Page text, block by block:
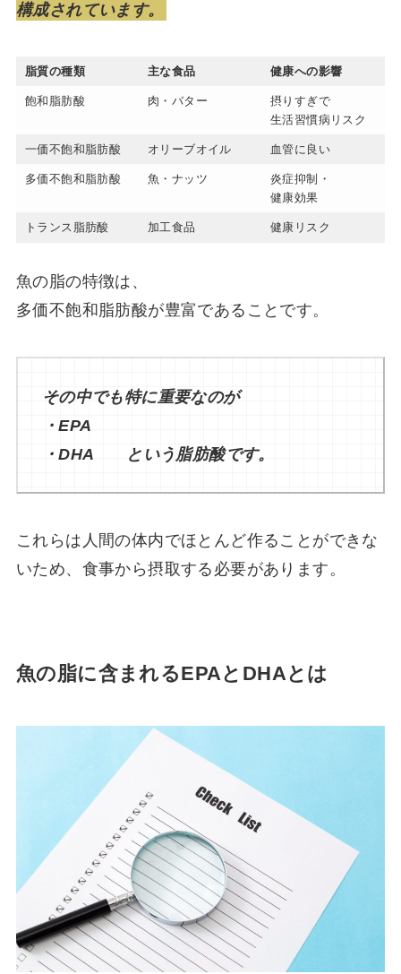
構成されています。
脂質の種類 主な食品 健康への影響
飽和脂肪酸 肉・バター
摂りすぎで
生活習慣病リスク
一価不飽和脂肪酸 オリーブオイル 血管に良い
多価不飽和脂肪酸 魚・ナッツ
炎症抑制・
健康効果
トランス脂肪酸 加工食品 健康リスク
魚の脂の特徴は、
多価不飽和脂肪酸が豊富であることです。
その中でも特に重要なのが
・EPA
・DHA という脂肪酸です。
これらは人間の体内でほとんど作ることができな
いため、食事から摂取する必要があります。
魚の脂に含まれるEPAとDHAとは